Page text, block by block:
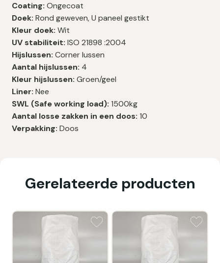
Coating: Ongecoat
Doek: Rond geweven, U paneel gestikt
Kleur doek: Wit
UV stabiliteit: ISO 21898 :2004
Hijslussen: Corner lussen
Aantal hijslussen: 4
Kleur hijslussen: Groen/geel
Liner: Nee
SWL (Safe working load): 1500kg
Aantal losse zakken in een doos: 10
Verpakking: Doos
Gerelateerde producten